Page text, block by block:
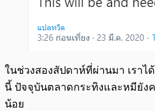
ในช่วงสองสัปดาห์ที่ผ่านมา เราไ
นี้ ปัจจุบันตลาดกระทิงและหมียัง
น้อย